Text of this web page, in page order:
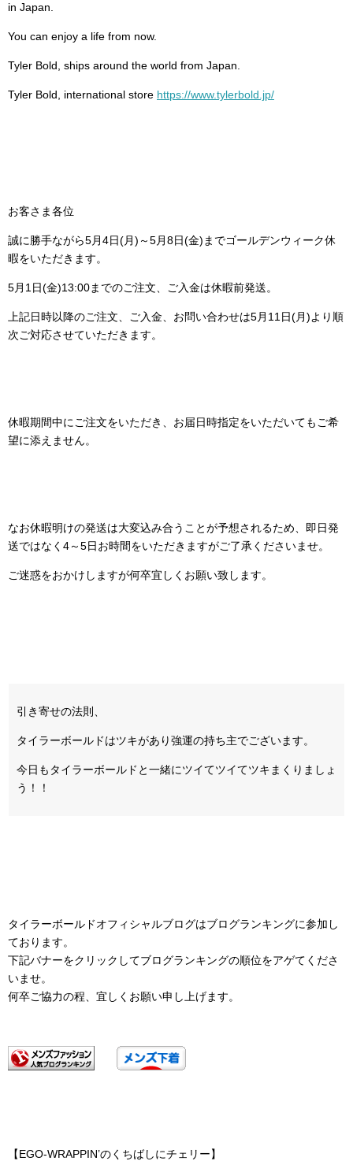
in Japan.
You can enjoy a life from now.
Tyler Bold, ships around the world from Japan.
Tyler Bold, international store https://www.tylerbold.jp/
お客さま各位
誠に勝手ながら5月4日(月)～5月8日(金)までゴールデンウィーク休
暇をいただきます。
5月1日(金)13:00までのご注文、ご入金は休暇前発送。
上記日時以降のご注文、ご入金、お問い合わせは5月11日(月)より順
次ご対応させていただきます。
休暇期間中にご注文をいただき、お届日時指定をいただいてもご希
望に添えません。
なお休暇明けの発送は大変込み合うことが予想されるため、即日発
送ではなく4～5日お時間をいただきますがご了承くださいませ。
ご迷惑をおかけしますが何卒宜しくお願い致します。
引き寄せの法則、
タイラーボールドはツキがあり強運の持ち主でございます。
今日もタイラーボールドと一緒にツイてツイてツキまくりましょ
う！！
タイラーボールドオフィシャルブログはブログランキングに参加し
ております。
下記バナーをクリックしてブログランキングの順位をアゲてくださ
いませ。
何卒ご協力の程、宜しくお願い申し上げます。
【EGO-WRAPPIN’のくちばしにチェリー】